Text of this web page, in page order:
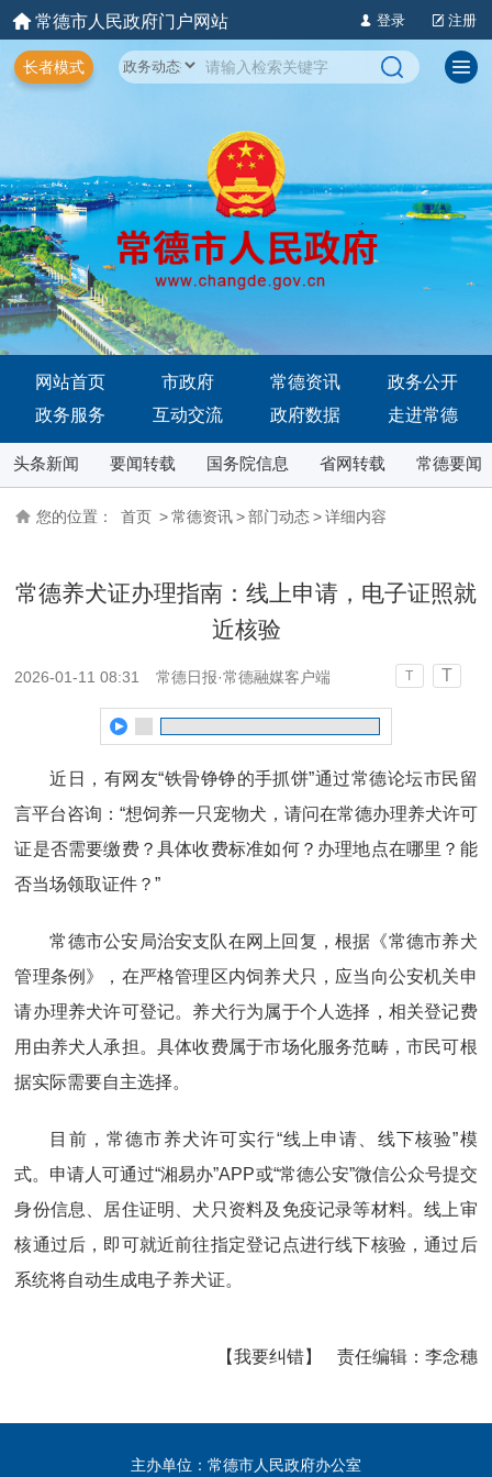
常德市人民政府门户网站 登录 注册
长者模式
网站首页 市政府 常德资讯
政务公开
政务服务
互动交流 政府数据 走进常德
头条新闻 要闻转载 国务院信息 省网转载 常德要闻
您的位置： 首页 > 常德资讯 > 部门动态 > 详细内容
常德养犬证办理指南：线上申请，电子证照就
近核验
2026-01-11 08:31 常德日报·常德融媒客户端 T T
近日，有网友“铁骨铮铮的手抓饼”通过常德论坛市民留
言平台咨询：“想饲养一只宠物犬，请问在常德办理养犬许可
证是否需要缴费？具体收费标准如何？办理地点在哪里？能
否当场领取证件？”
常德市公安局治安支队在网上回复，根据《常德市养犬
管理条例》，在严格管理区内饲养犬只，应当向公安机关申
请办理养犬许可登记。养犬行为属于个人选择，相关登记费
用由养犬人承担。具体收费属于市场化服务范畴，市民可根
据实际需要自主选择。
目前，常德市养犬许可实行“线上申请、线下核验”模
式。申请人可通过“湘易办”APP或“常德公安”微信公众号提交
身份信息、居住证明、犬只资料及免疫记录等材料。线上审
核通过后，即可就近前往指定登记点进行线下核验，通过后
系统将自动生成电子养犬证。
【我要纠错】 责任编辑： 李念穗
主办单位：常德市人民政府办公室